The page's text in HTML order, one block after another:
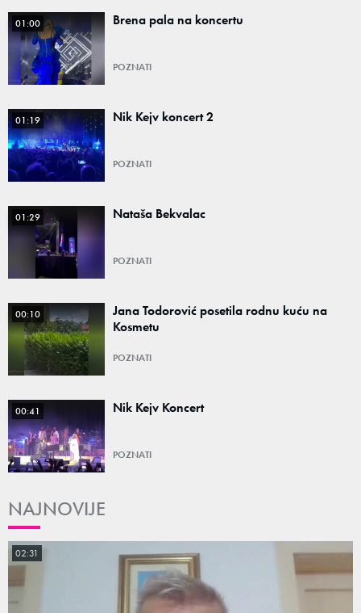
01:00 Brena pala na koncertu
POZNATI
01:19 Nik Kejv koncert 2
POZNATI
01:29 Nataša Bekvalac
POZNATI
00:10
Jana Todorović posetila rodnu kuću na
Kosmetu
POZNATI
00:41 Nik Kejv Koncert
POZNATI
NAJNOVIJE
02:31